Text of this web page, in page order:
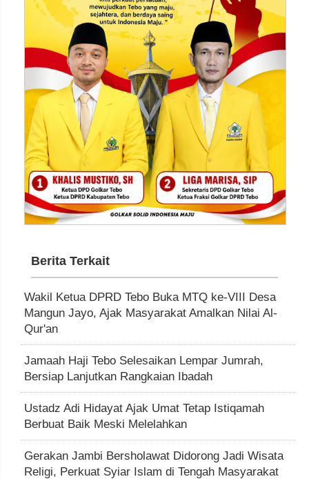
Berita Terkait
Wakil Ketua DPRD Tebo Buka MTQ ke-VIII Desa
Mangun Jayo, Ajak Masyarakat Amalkan Nilai Al-
Qur'an
Jamaah Haji Tebo Selesaikan Lempar Jumrah,
Bersiap Lanjutkan Rangkaian Ibadah
Ustadz Adi Hidayat Ajak Umat Tetap Istiqamah
Berbuat Baik Meski Melelahkan
Gerakan Jambi Bersholawat Didorong Jadi Wisata
Religi, Perkuat Syiar Islam di Tengah Masyarakat